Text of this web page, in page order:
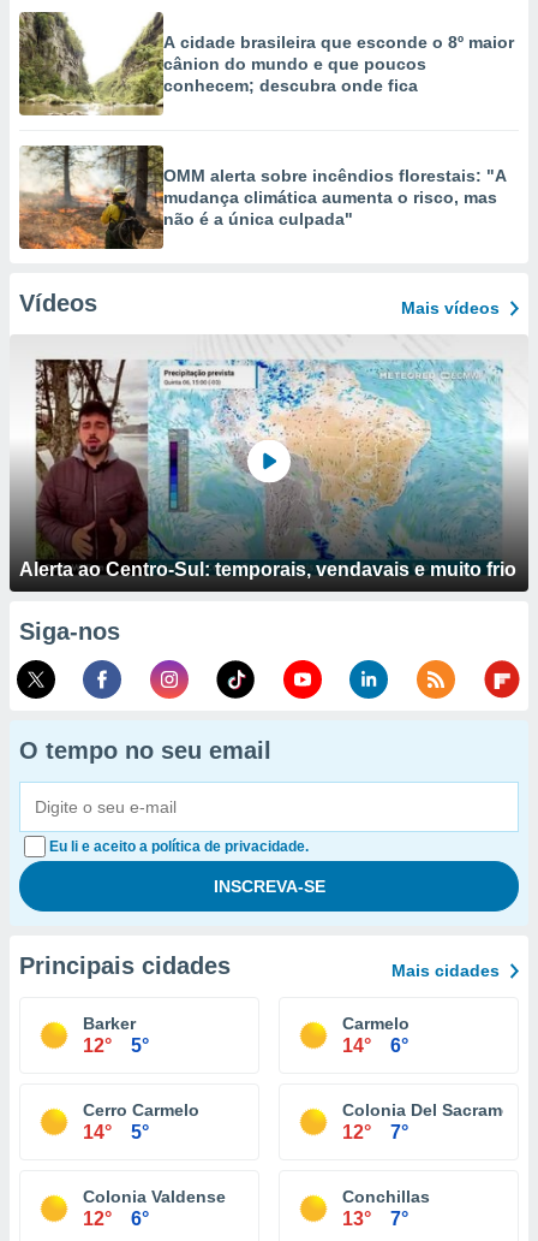
A cidade brasileira que esconde o 8º maior
cânion do mundo e que poucos
conhecem; descubra onde fica
OMM alerta sobre incêndios florestais: "A
mudança climática aumenta o risco, mas
não é a única culpada"
Vídeos Mais vídeos
Alerta ao Centro-Sul: temporais, vendavais e muito frio
Siga-nos
O tempo no seu email
Eu li e aceito a política de privacidade.
Principais cidades Mais cidades
Barker
12° 5°
Carmelo
14° 6°
Cerro Carmelo
14° 5°
Colonia Del Sacramento
12° 7°
Colonia Valdense
12° 6°
Conchillas
13° 7°